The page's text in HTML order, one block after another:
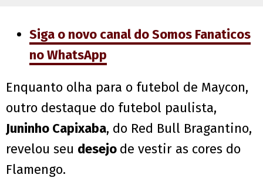
Siga o novo canal do Somos Fanaticos
no WhatsApp
Enquanto olha para o futebol de Maycon,
outro destaque do futebol paulista,
Juninho Capixaba, do Red Bull Bragantino,
revelou seu desejo de vestir as cores do
Flamengo.